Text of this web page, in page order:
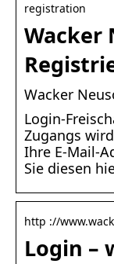
registration
Wacker
Wacker
Login-
Zugangs
Ihre E-Mail-
Sie diesen
http ://
Login –